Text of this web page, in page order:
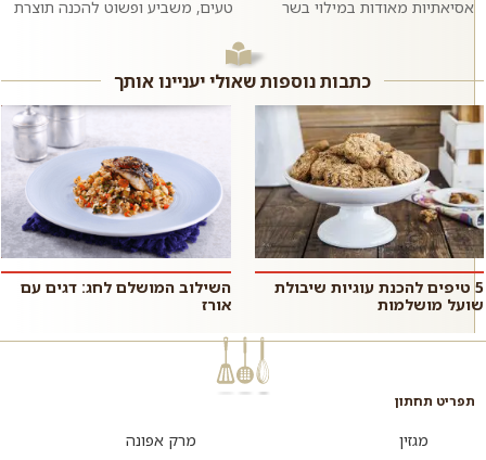
אסיאתיות מאודות במילוי בשר
אם רוצים,...
טעים, משביע ופשוט להכנה תוצרת
מחמיא לטעמה של הכרובית. כדאי
לנסות...
כתבות נוספות שאולי יעניינו אותך
5 טיפים להכנת עוגיות שיבולת
שועל מושלמות
השילוב המושלם לחג: דגים עם
אורז
תפריט תחתון
מגזין
מרק אפונה